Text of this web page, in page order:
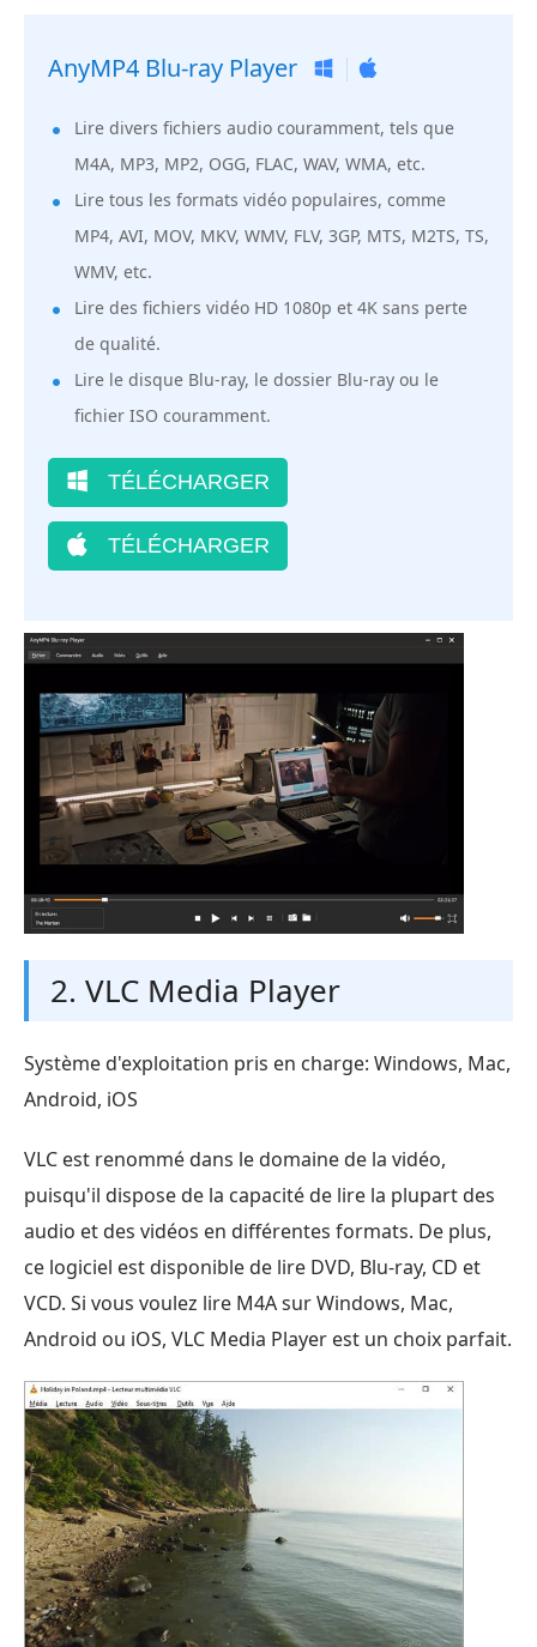
AnyMP4 Blu-ray Player
Lire divers fichiers audio couramment, tels que
M4A, MP3, MP2, OGG, FLAC, WAV, WMA, etc.
Lire tous les formats vidéo populaires, comme
MP4, AVI, MOV, MKV, WMV, FLV, 3GP, MTS, M2TS, TS,
WMV, etc.
Lire des fichiers vidéo HD 1080p et 4K sans perte
de qualité.
Lire le disque Blu-ray, le dossier Blu-ray ou le
fichier ISO couramment.
TÉLÉCHARGER
TÉLÉCHARGER
2. VLC Media Player
Système d'exploitation pris en charge: Windows, Mac,
Android, iOS
VLC est renommé dans le domaine de la vidéo,
puisqu'il dispose de la capacité de lire la plupart des
audio et des vidéos en différentes formats. De plus,
ce logiciel est disponible de lire DVD, Blu-ray, CD et
VCD. Si vous voulez lire M4A sur Windows, Mac,
Android ou iOS, VLC Media Player est un choix parfait.